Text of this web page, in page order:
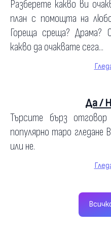
Разберете какво ви
план с помощта на
Гореща среща? Драма?
какво да очаквате сега...
Да /
Търсите бърз
популярно таро
или не.